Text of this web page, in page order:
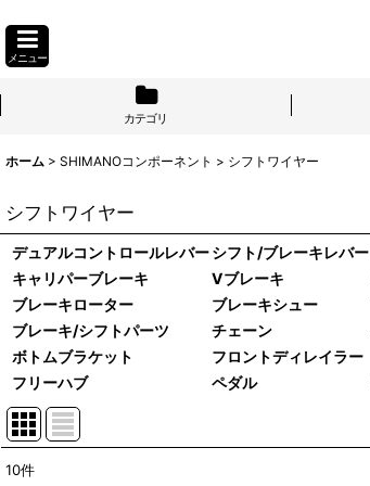
メニュー
カテゴリ
ホーム > SHIMANOコンポーネント > シフトワイヤー
シフトワイヤー
デュアルコントロールレバーシフト/ブレーキレバー
キャリパーブレーキ
Vブレーキ
ブレーキローター
ブレーキシュー
ブレーキ/シフトパーツ
チェーン
ボトムブラケット
フロントディレイラー
フリーハブ
ペダル
10件